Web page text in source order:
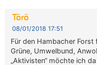
Törö
08/01/2018 17:51
Für den Hambacher
Grüne, Umwelbund,
„Aktivisten“ möchte ich